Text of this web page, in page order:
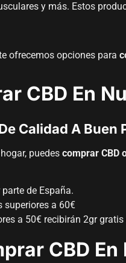
y más. Estos
ofrecemos opciones para
CBD En
Calidad A Buen
puedes comprar CBD
de España.
superiores a 60€
a 50€ recibirán 2gr
CBD